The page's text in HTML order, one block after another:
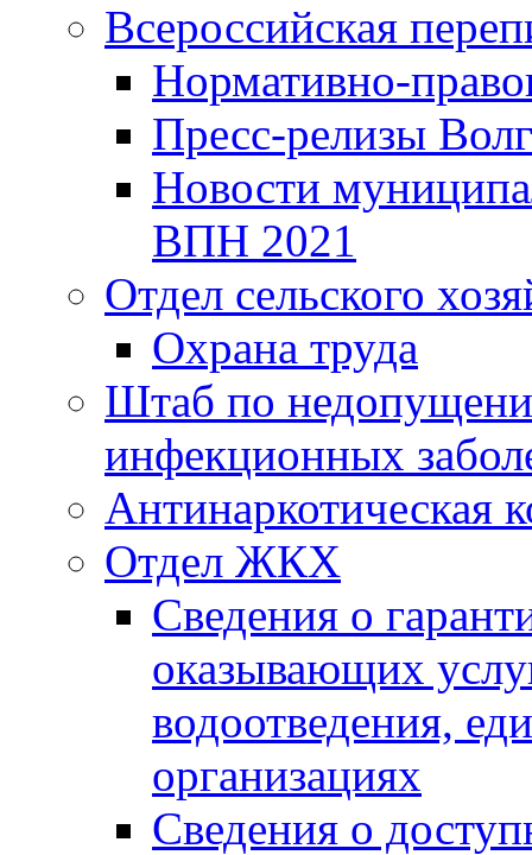
Всероссийская
Нормативно-
Пресс-релизы
Новости
ВПН 2021
Отдел сельского
Охрана труда
Штаб по
инфекционных
Антинаркотическая
Отдел ЖКХ
Сведения о
оказывающих
водоотведения,
организациях
Сведения о